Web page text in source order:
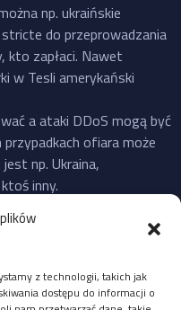
z technologii, takich jak
dostępu do informacji o
np. ukraińskie
do przeprowadzania
kto zapłaci. Nawet
w Tesli amerykański
a ataki DDoS mogą być
ofiara może
np. Ukraina,
inny.
się” propalestyńska grupa
która powstała jeszcze
cele zarówno w US,
grupy “hakerskie” też
trzeba ufać